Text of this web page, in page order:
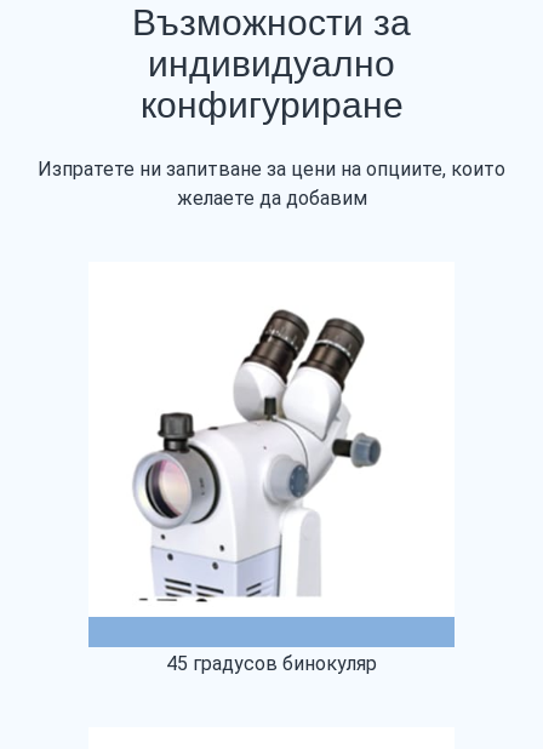
Възможности за
индивидуално
конфигуриране
Изпратете ни запитване за цени на опциите, които
желаете да добавим
45 градусов бинокуляр